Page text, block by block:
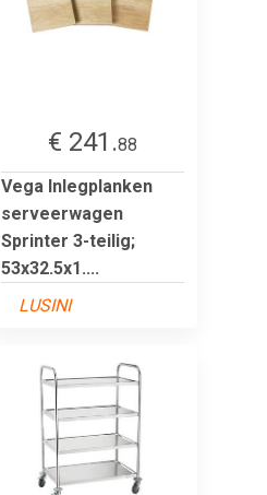
€ 241.88
Vega Inlegplanken
serveerwagen
Sprinter 3-teilig;
53x32.5x1....
LUSINI